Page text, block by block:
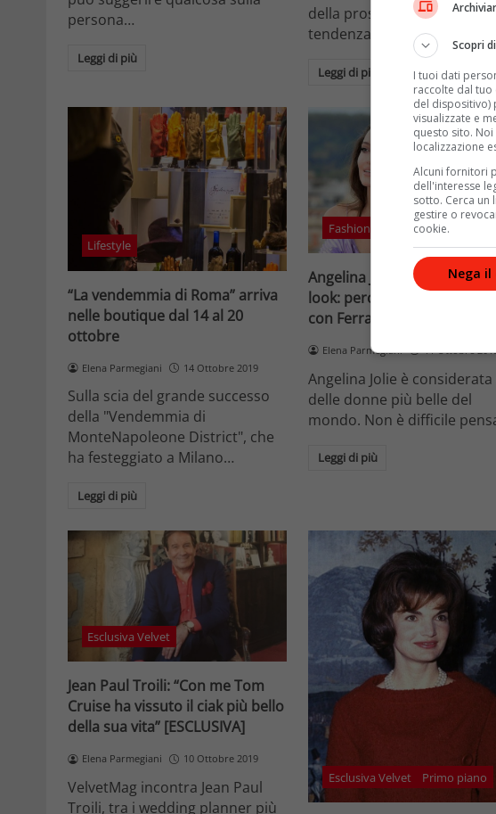
persona…
Leggi di più
della prossima stagione. La
tendenza sembra ormai…
Leggi di più
Lifestyle
“La vendemmia di Roma” arriva
nelle boutique dal 14 al 20
ottobre
Elena Parmegiani 14 Ottobre 2019
Sulla scia del grande successo
della "Vendemmia di
MonteNapoleone District", che
ha festeggiato a Milano…
Leggi di più
Fashion News
Angelina Jolie non sbaglia
look: perché ha stregato
con Ferragamo e Givenchy
Elena Parmegiani 11 Ottobre
Angelina Jolie è
delle donne più belle del
mondo. Non è difficile
Leggi di più
Esclusiva Velvet
Jean Paul Troili: “Con me Tom
Cruise ha vissuto il ciak più bello
della sua vita” [ESCLUSIVA]
Elena Parmegiani 10 Ottobre 2019
VelvetMag incontra Jean Paul
Troili, tra i wedding planner più
Esclusiva Velvet Primo piano
Scopri
I tuoi dati
raccolte dal
del dispositivo)
visualizzate e
questo sito.
localizzazione
Alcuni fornitori
dell'interesse
sotto. Cerca un
gestire o
cookie.
Nega il